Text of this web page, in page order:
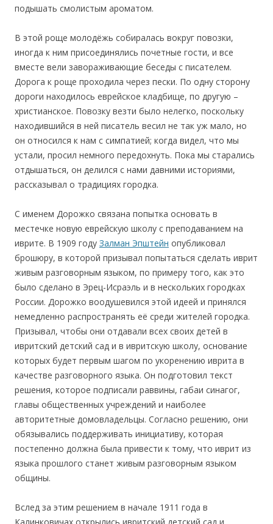
подышать смолистым ароматом.
В этой роще молодёжь собиралась вокруг повозки,
иногда к ним присоединялись почетные гости, и все
вместе вели завораживающие беседы с писателем.
Дорога к роще проходила через пески. По одну сторону
дороги находилось еврейское кладбище, по другую –
христианское. Повозку везти было нелегко, поскольку
находившийся в ней писатель весил не так уж мало, но
он относился к нам с симпатией; когда видел, что мы
устали, просил немного передохнуть. Пока мы старались
отдышаться, он делился с нами давними историями,
рассказывал о традициях городка.
С именем Дорожко связана попытка основать в
местечке новую еврейскую школу с преподаванием на
иврите. В 1909 году Залман Эпштейн опубликовал
брошюру, в которой призывал попытаться сделать иврит
живым разговорным языком, по примеру того, как это
было сделано в Эрец-Исраэль и в нескольких городках
России. Дорожко воодушевился этой идеей и принялся
немедленно распространять её среди жителей городка.
Призывал, чтобы они отдавали всех своих детей в
ивритский детский сад и в ивритскую школу, основание
которых будет первым шагом по укоренению иврита в
качестве разговорного языка. Он подготовил текст
решения, которое подписали раввины, габаи синагог,
главы общественных учреждений и наиболее
авторитетные домовладельцы. Согласно решению, они
обязывались поддерживать инициативу, которая
постепенно должна была привести к тому, что иврит из
языка прошлого станет живым разговорным языком
общины.
Вслед за этим решением в начале 1911 года в